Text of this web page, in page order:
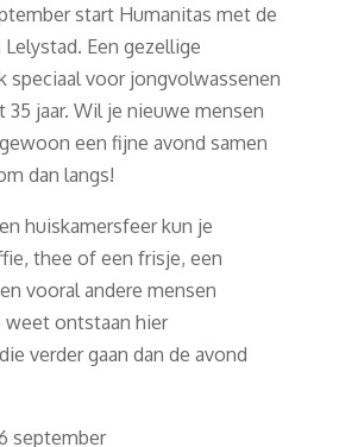
start Humanitas met de
Een gezellige
speciaal voor jongvolwassenen
35 jaar. Wil je nieuwe mensen
een fijne avond samen
dan langs!
huiskamersfeer kun je
thee of een frisje, een
vooral andere mensen
ontstaan hier
verder gaan dan de avond
september